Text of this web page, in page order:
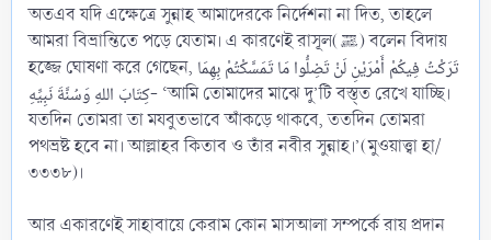
অতএব যদি এক্ষেত্রে সুন্নাহ আমাদেরকে নির্দেশনা না দিত, তাহলে
আমরা বিভ্রান্তিতে পড়ে যেতাম। এ কারণেই রাসূল(ﷺ) বলেন বিদায়
হজ্জে ঘোষণা করে গেছেন, تَرَكْتُ فِيكُمْ أَمْرَيْنِ لَنْ تَضِلُّوا مَا تَمَسَّكْتُمْ بِهِمَا
كِتَابَ اللهِ وَسُنَّةَ نَبِيِّهِ- ‘আমি তোমাদের মাঝে দু’টি বস্ত্ত রেখে যাচ্ছি।
যতদিন তোমরা তা মযবুতভাবে আঁকড়ে থাকবে, ততদিন তোমরা
পথভ্রষ্ট হবে না। আল্লাহর কিতাব ও তাঁর নবীর সুন্নাহ।’(মুওয়াত্ত্বা হা/
৩৩৩৮)।
আর একারণেই সাহাবায়ে কেরাম কোন মাসআলা সম্পর্কে রায় প্রদান